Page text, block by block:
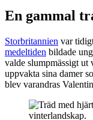
En gammal
Storbritannien var
medeltiden bildade
valde slumpmässigt ut
uppvakta sina damer
blev varandras